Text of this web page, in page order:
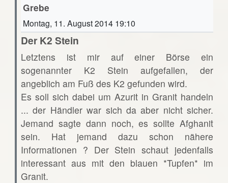
Grebe
Montag, 11. August 2014 19:10
Der K2 Stein
Letztens ist mir auf einer Börse ein
sogenannter K2 Stein aufgefallen, der
angeblich am Fuß des K2 gefunden wird.
Es soll sich dabei um Azurit in Granit handeln
... der Händler war sich da aber nicht sicher.
Jemand sagte dann noch, es sollte Afghanit
sein. Hat jemand dazu schon nähere
Informationen ? Der Stein schaut jedenfalls
interessant aus mit den blauen *Tupfen* im
Granit.